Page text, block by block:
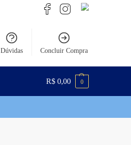
Dúvidas Concluir Compra
R$ 0,00 0